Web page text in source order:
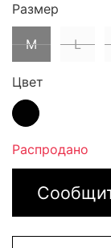
Размер
M L
Цвет
Распродано